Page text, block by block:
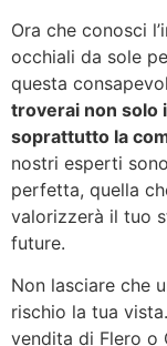
Ora che conosci
occhiali da sole
questa
troverai non solo
soprattutto la
nostri esperti
perfetta, quella
valorizzerà il tuo
future.
Non lasciare che
rischio la tua
vendita di Flero o